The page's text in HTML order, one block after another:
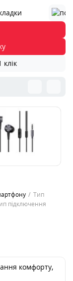
Тип
підключення
комфорту,